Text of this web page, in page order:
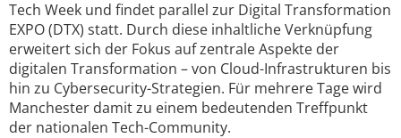
Tech Week und findet parallel zur Digital Transformation
EXPO (DTX) statt. Durch diese inhaltliche Verknüpfung
erweitert sich der Fokus auf zentrale Aspekte der
digitalen Transformation – von Cloud-Infrastrukturen bis
hin zu Cybersecurity-Strategien. Für mehrere Tage wird
Manchester damit zu einem bedeutenden Treffpunkt
der nationalen Tech-Community.